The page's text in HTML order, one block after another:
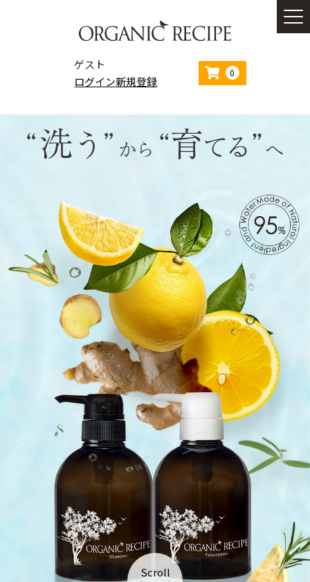
ゲスト
ログイン新規登録
0
ホーム
商品一覧
こだわりの
成分
Scroll